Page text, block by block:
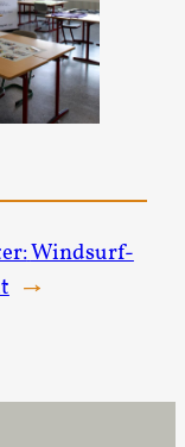
Windsurf-
→